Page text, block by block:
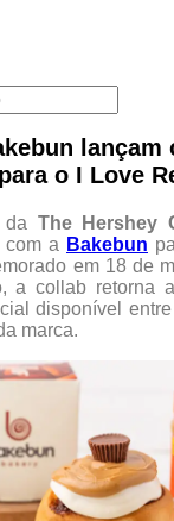
lançam
o I Love
da The Hershey
com a Bakebun
em 18 de
a collab retorna
disponível
marca.